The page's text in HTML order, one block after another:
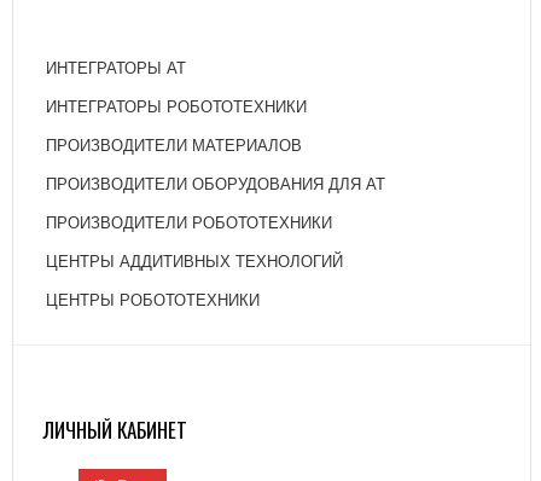
ИНТЕГРАТОРЫ АТ
ИНТЕГРАТОРЫ РОБОТОТЕХНИКИ
ПРОИЗВОДИТЕЛИ МАТЕРИАЛОВ
ПРОИЗВОДИТЕЛИ ОБОРУДОВАНИЯ ДЛЯ АТ
ПРОИЗВОДИТЕЛИ РОБОТОТЕХНИКИ
ЦЕНТРЫ АДДИТИВНЫХ ТЕХНОЛОГИЙ
ЦЕНТРЫ РОБОТОТЕХНИКИ
ЛИЧНЫЙ КАБИНЕТ